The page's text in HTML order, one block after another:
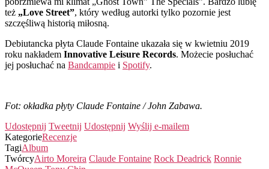
też „Love Street”, który według autorki tylko pozornie jest
szczęśliwą historią miłosną.
Debiutancka płyta Claude Fontaine ukazała się w kwietniu 2019
roku nakładem Innovative Leisure Records. Możecie posłuchać
jej posłuchać na Bandcampie i Spotify.
Fot: okładka płyty Claude Fontaine / John Zabawa.
Udostępnij Tweetnij Udostępnij Wyślij e-mailem
KategorieRecenzje
TagiAlbum
TwórcyAirto Moreira Claude Fontaine Rock Deadrick Ronnie